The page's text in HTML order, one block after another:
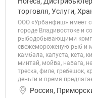
торговля, Услуги,
ООО «Урбанфиш» имеет
городе Владивостоке и
рыбодобывающими
свежемороженую рыб и
камбала, капуста, кета,
минтай, мойва, навага,
треска, филе, гребешок,
деньги и время
Россия,